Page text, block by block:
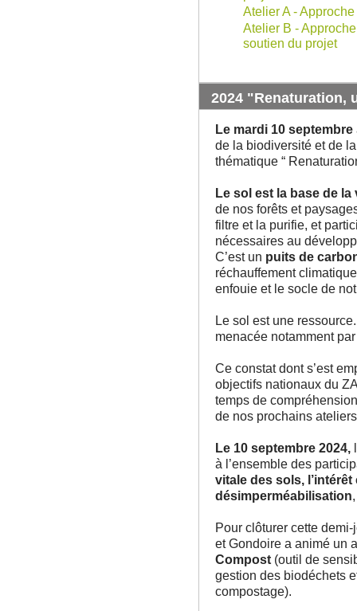
Atelier A -
Atelier B -
soutien du projet
2024 "Renaturation,
Le mardi 10 septembre
de la biodiversité et de
thématique “
Le sol est la base de la
de nos forêts et
filtre et la purifie, et
nécessaires au
C’est un puits de
réchauffement
enfouie et le socle de
Le sol est une
menacée notamment
Ce constat dont s’est
objectifs nationaux du
temps de
de nos prochains
Le 10 septembre 2024,
à l’ensemble des
vitale des sols,
désimperméabilisation
Pour clôturer cette
et Gondoire a animé un
Compost (outil de
gestion des biodéchets
compostage).